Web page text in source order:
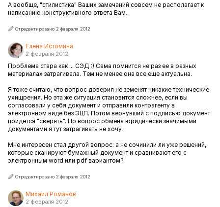
А вообще, "стилистика" Ваших замечаний совсем не располагает к
написанию конструктивного ответа Вам.
Отредактировано 2 февраля 2012
Елена Истомина
2 февраля 2012
Проблема стара как ... СЭД :) Сама помнится не раз ее в разных
материалах затрагивала. Тем не менее она все еще актуальна.
Я тоже считаю, что вопрос доверия не земенят никакие технические
ухищрения. Но эта же ситуация становится сложнее, если вы
согласовали у себя документ и отправили контрагенту в
электронном виде без ЭЦП. Потом вернувший с подписью документ
придется "сверять". Но вопрос обмена юридически значимыми
документами я тут затрагивать не хочу.
Мне интересен стал другой вопрос: а не сочинили ли уже решений,
которые сканируют бумажный документ и сравнивают его с
электронным word или pdf вариантом?
Отредактировано 2 февраля 2012
Михаил Романов
2 февраля 2012